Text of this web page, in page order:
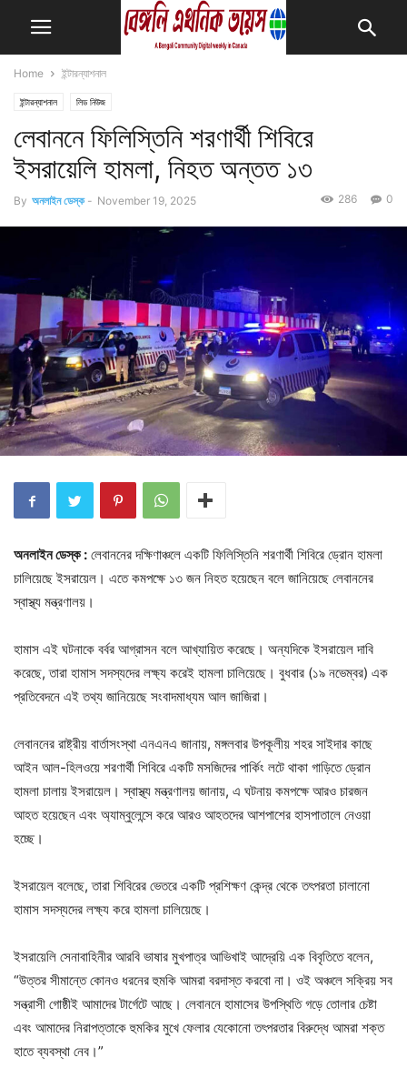
Home ইন্টারন্যাশনাল
ইন্টারন্যাশনাল লিড নিউজ
লেবাননে ফিলিস্তিনি শরণার্থী শিবিরে
ইসরায়েলি হামলা, নিহত অন্তত ১৩
By অনলাইন ডেস্ক - November 19, 2025 0
286
অনলাইন ডেস্ক : লেবাননের দক্ষিণাঞ্চলে একটি ফিলিস্তিনি শরণার্থী শিবিরে ড্রোন হামলা
চালিয়েছে ইসরায়েল। এতে কমপক্ষে ১৩ জন নিহত হয়েছেন বলে জানিয়েছে লেবাননের
স্বাস্থ্য মন্ত্রণালয়।
হামাস এই ঘটনাকে বর্বর আগ্রাসন বলে আখ্যায়িত করেছে। অন্যদিকে ইসরায়েল দাবি
করেছে, তারা হামাস সদস্যদের লক্ষ্য করেই হামলা চালিয়েছে। বুধবার (১৯ নভেম্বর) এক
প্রতিবেদনে এই তথ্য জানিয়েছে সংবাদমাধ্যম আল জাজিরা।
লেবাননের রাষ্ট্রীয় বার্তাসংস্থা এনএনএ জানায়, মঙ্গলবার উপকূলীয় শহর সাইদার কাছে
আইন আল-হিলওয়ে শরণার্থী শিবিরে একটি মসজিদের পার্কিং লটে থাকা গাড়িতে ড্রোন
হামলা চালায় ইসরায়েল। স্বাস্থ্য মন্ত্রণালয় জানায়, এ ঘটনায় কমপক্ষে আরও চারজন
আহত হয়েছেন এবং অ্যাম্বুলেন্সে করে আরও আহতদের আশপাশের হাসপাতালে নেওয়া
হচ্ছে।
ইসরায়েল বলেছে, তারা শিবিরের ভেতরে একটি প্রশিক্ষণ কেন্দ্র থেকে তৎপরতা চালানো
হামাস সদস্যদের লক্ষ্য করে হামলা চালিয়েছে।
ইসরায়েলি সেনাবাহিনীর আরবি ভাষার মুখপাত্র আভিখাই আদ্রেয়ি এক বিবৃতিতে বলেন,
“উত্তর সীমান্তে কোনও ধরনের হুমকি আমরা বরদাস্ত করবো না। ওই অঞ্চলে সক্রিয় সব
সন্ত্রাসী গোষ্ঠীই আমাদের টার্গেটে আছে। লেবাননে হামাসের উপস্থিতি গড়ে তোলার চেষ্টা
এবং আমাদের নিরাপত্তাকে হুমকির মুখে ফেলার যেকোনো তৎপরতার বিরুদ্ধে আমরা শক্ত
হাতে ব্যবস্থা নেব।”